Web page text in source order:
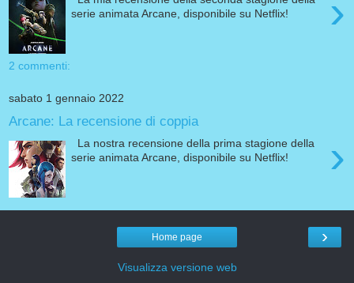
›
serie animata Arcane, disponibile su Netflix!
2 commenti:
sabato 1 gennaio 2022
Arcane: La recensione di coppia
›
La nostra recensione della prima stagione della
serie animata Arcane, disponibile su Netflix!
›
Home page
Visualizza versione web